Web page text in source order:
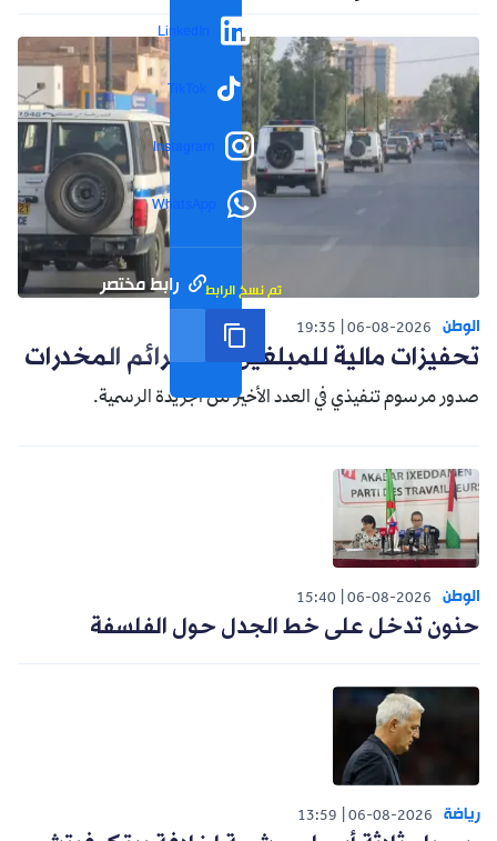
LinkedIn
TikTok
Instagram
WhatsApp
رابط مختصر تم نسخ الرابط
الوطن 06-08-2026
19:35
تحفيزات مالية للمبلغين عن جرائم المخدرات
صدور مرسوم تنفيذي في العدد الأخير من الجريدة الرسمية.
الوطن 06-08-2026
15:40
حنون تدخل على خط الجدل حول الفلسفة
رياضة 06-08-2026
13:59